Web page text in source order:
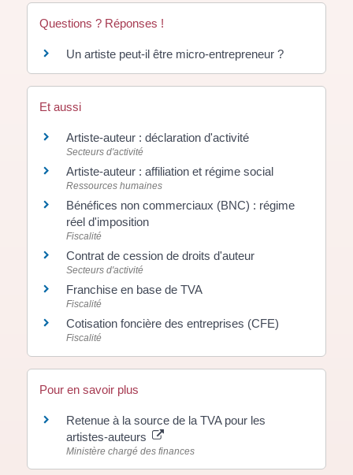
Questions ? Réponses !
Un artiste peut-il être micro-entrepreneur ?
Et aussi
Artiste-auteur : déclaration d'activité
Secteurs d'activité
Artiste-auteur : affiliation et régime social
Ressources humaines
Bénéfices non commerciaux (BNC) : régime
réel d'imposition
Fiscalité
Contrat de cession de droits d'auteur
Secteurs d'activité
Franchise en base de TVA
Fiscalité
Cotisation foncière des entreprises (CFE)
Fiscalité
Pour en savoir plus
Retenue à la source de la TVA pour les
artistes-auteurs
Ministère chargé des finances